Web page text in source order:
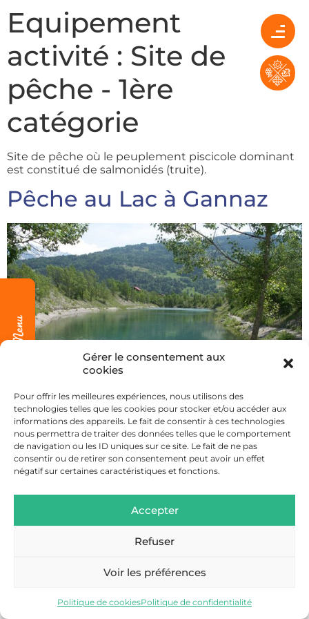
Gérer le consentement aux
cookies
Pour offrir les meilleures expériences, nous utilisons des
technologies telles que les cookies pour stocker et/ou accéder aux
informations des appareils. Le fait de consentir à ces technologies
nous permettra de traiter des données telles que le comportement
de navigation ou les ID uniques sur ce site. Le fait de ne pas
consentir ou de retirer son consentement peut avoir un effet
négatif sur certaines caractéristiques et fonctions.
Accepter
Refuser
Voir les préférences
Politique de cookiesPolitique de confidentialité
Equipement
activité : Site de
pêche - 1ère
catégorie
Site de pêche où le peuplement piscicole dominant
est constitué de salmonidés (truite).
Pêche au Lac à Gannaz
Ce lac situé à proximité du Fayet, en bordure d’Arve,
fait l’objet d’empoissonnements en truites fario et
arc-en-ciel.
CONFIDENTIALITÉ
FAIT AVEC AMOUR PAR WAOUH